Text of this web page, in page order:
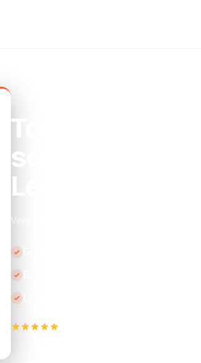
Top 10 beste
Leidschendam
Vergelijk de beste schildersbedrijven in
Gratis en vrijblijvend
Binnen 24 uur reactie
Lokale vakmensen